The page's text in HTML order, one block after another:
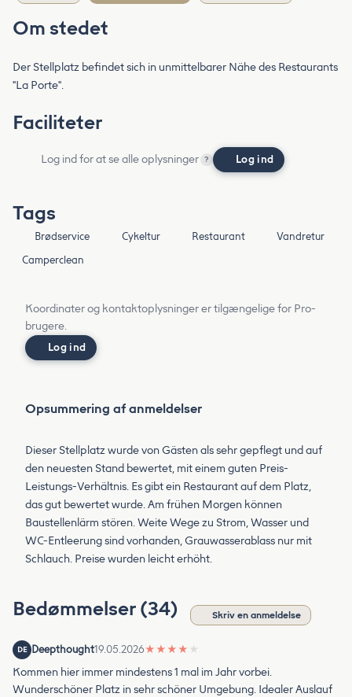
Om stedet
Der Stellplatz befindet sich in unmittelbarer Nähe des Restaurants
"La Porte".
Faciliteter
Log ind for at se alle oplysninger ? Log ind
Tags
Brødservice Cykeltur Restaurant
Vandretur
Camperclean
Koordinater og kontaktoplysninger er tilgængelige for Pro-
brugere.
Log ind
Opsummering af anmeldelser
Dieser Stellplatz wurde von Gästen als sehr gepflegt und auf
den neuesten Stand bewertet, mit einem guten Preis-
Leistungs-Verhältnis. Es gibt ein Restaurant auf dem Platz,
das gut bewertet wurde. Am frühen Morgen können
Baustellenlärm stören. Weite Wege zu Strom, Wasser und
WC-Entleerung sind vorhanden, Grauwasserablass nur mit
Schlauch. Preise wurden leicht erhöht.
Bedømmelser (34) Skriv en anmeldelse
DE Deepthought19.05.2026★ ★ ★ ★ ★
Kommen hier immer mindestens 1 mal im Jahr vorbei.
Wunderschöner Platz in sehr schöner Umgebung. Idealer Auslauf